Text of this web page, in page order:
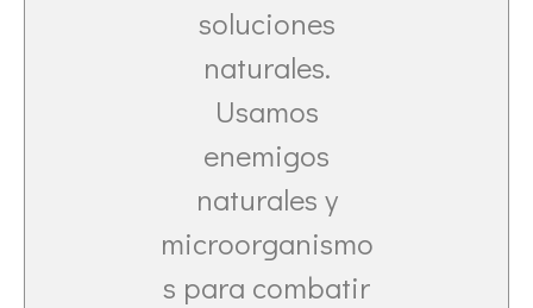
soluciones
naturales.
Usamos
enemigos
naturales y
microorganismo
s para combatir